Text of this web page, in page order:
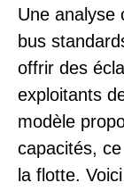
Une analyse
bus
offrir des
exploitants
modèle
capacités,
la flotte.